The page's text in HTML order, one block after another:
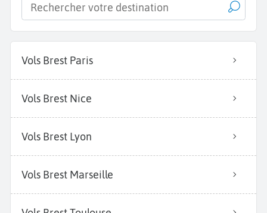
Vols Brest Paris
Vols Brest Nice
Vols Brest Lyon
Vols Brest Marseille